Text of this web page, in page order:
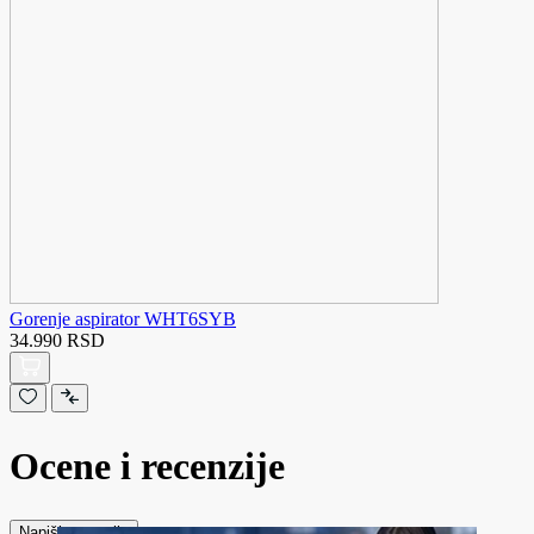
Gorenje aspirator WHT6SYB
34.990 RSD
Ocene i recenzije